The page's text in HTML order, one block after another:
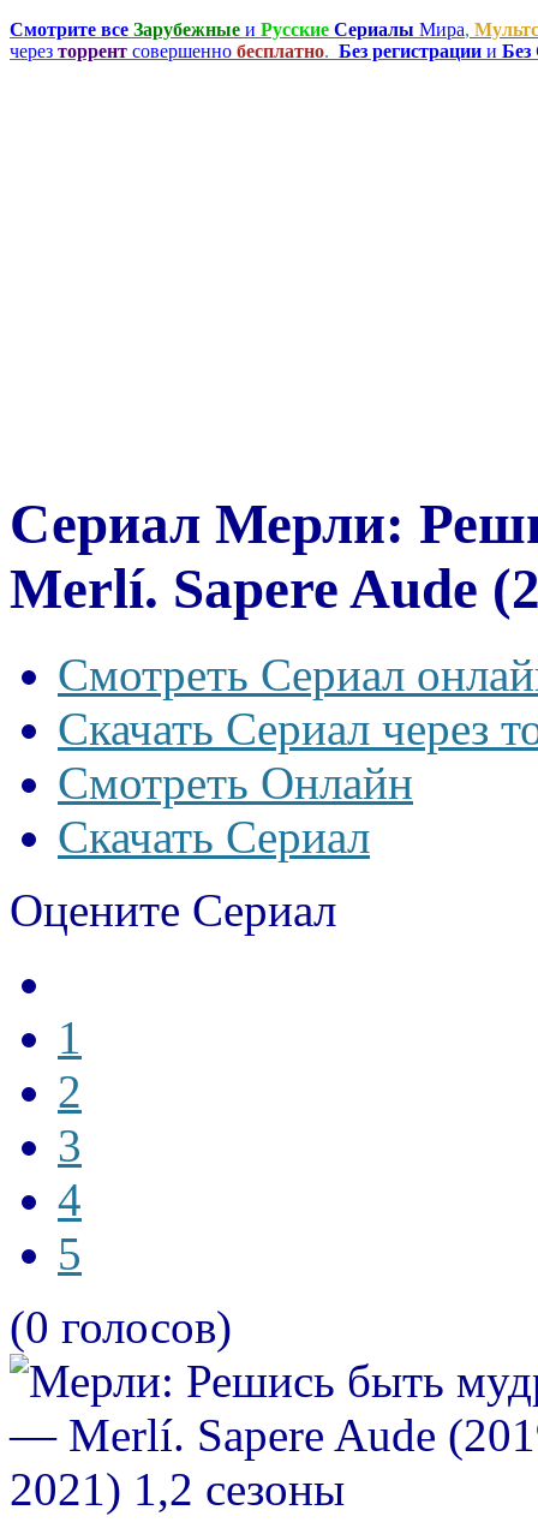
Смотрите все Зарубежные и Русские Сериалы Мира,
через торрент совершенно бесплатно. Без регистрации и
Сериал Мерли:
Merlí. Sapere Aude
Смотреть Сериал
Скачать Сериал через
Смотреть Онлайн
Скачать Сериал
Оцените Сериал
1
2
3
4
5
(0 голосов)